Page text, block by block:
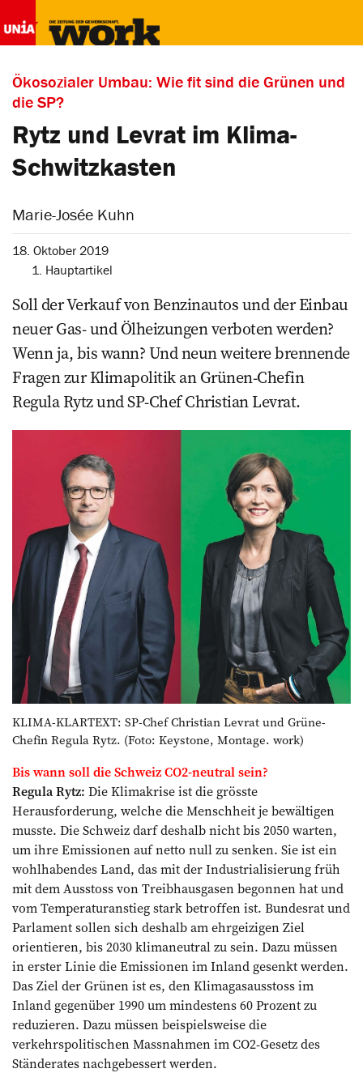
Ökosozialer Umbau: Wie fit sind die Grünen und
die SP?
Rytz und Levrat im Klima-
Schwitzkasten
Marie-Josée Kuhn
18. Oktober 2019
1. Hauptartikel
Soll der Verkauf von Benzin­autos und der Einbau
neuer Gas- und Ölheizungen ­verboten werden?
Wenn ja, bis wann? Und neun weitere brennende
­Fragen zur Klimapolitik an Grünen-Chefin
Regula Rytz und SP-Chef Christian Levrat.
KLIMA-KLARTEXT: SP-Chef Christian Levrat und Grüne-
Chefin Regula Rytz. (Foto: Keystone, Montage. work)
Bis wann soll die Schweiz CO2-neutral sein?
Regula Rytz: Die Klimakrise ist die grösste
Herausforderung, welche die Menschheit je bewältigen
musste. Die Schweiz darf deshalb nicht bis 2050 warten,
um ihre Emissionen auf netto null zu senken. Sie ist ein
wohlhabendes Land, das mit der Industrialisierung früh
mit dem Ausstoss von Treibhausgasen begonnen hat und
vom Temperaturanstieg stark betroffen ist. Bundesrat und
Parlament sollen sich deshalb am ehrgeizigen Ziel
orientieren, bis 2030 ­klimaneutral zu sein. Dazu müssen
in erster Linie die Emissionen im Inland gesenkt werden.
Das Ziel der Grünen ist es, den Klimagasausstoss im
Inland gegenüber 1990 um mindestens 60 Prozent zu
reduzieren. Dazu müssen beispielsweise die
verkehrspolitischen Massnahmen im CO2-Gesetz des
Ständerates nachgebessert werden.